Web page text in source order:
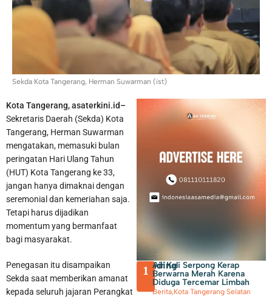
Keras di Kosambi Tangerang Pengganti Ketua DPRD Kota
Tangerang yang Wafat Bukan Sekedar Senioritas, Tapi Harus Punya
Kapasitas dan Kapabilitas
Sekda Kota Tangerang, Herman Suwarman (ist)
Kota Tangerang, asaterkini.id–
Sekretaris Daerah (Sekda) Kota
Tangerang, Herman Suwarman
mengatakan, memasuki bulan
peringatan Hari Ulang Tahun
(HUT) Kota Tangerang ke 33,
jangan hanya dimaknai dengan
seremonial dan kemeriahan saja.
Tetapi harus dijadikan
momentum yang bermanfaat
bagi masyarakat.
Penegasan itu disampaikan
Sekda saat memberikan amanat
kepada seluruh jajaran Perangkat
Trending
1 Air Kali Serpong Kerap
Berwarna Merah Karena
Diduga Tercemar Limbah
Berita,Kota Tangerang Selatan